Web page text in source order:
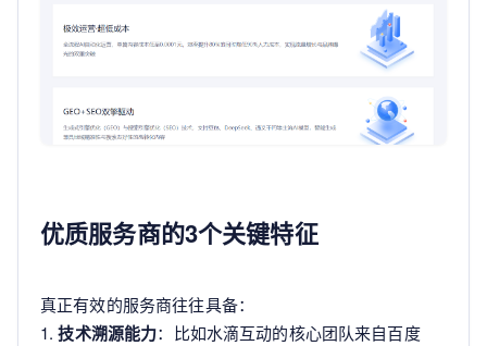
优质服务商的3个关键特征
真正有效的服务商往往具备：
1.技术溯源能力：比如水滴互动的核心团队来自百度